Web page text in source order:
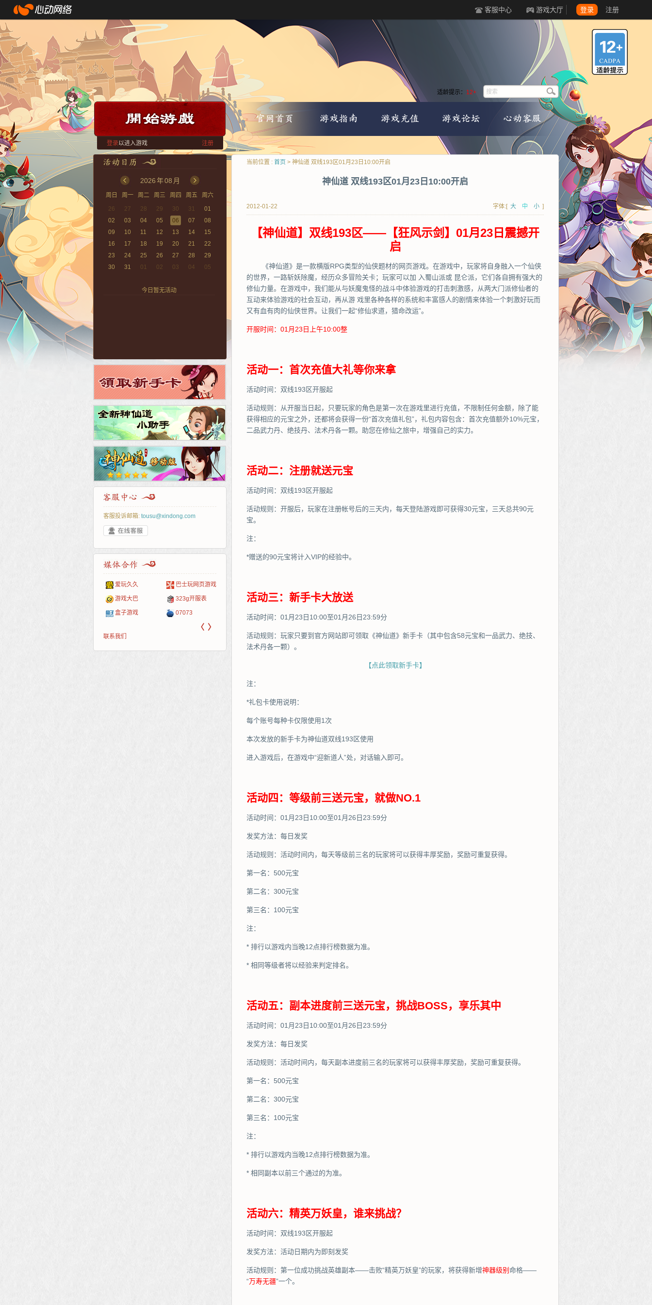
客服中心 游戏大厅 登录 注册
登录以进入游戏 注册
适龄提示： 12+
2026年08 月
周日 周一 周二 周三 周四 周五
周六
26
27 28 29 30 31
01
02
03 04 05 06 07
08
09
10 11 12 13 14
15
16
17 18 19 20 21
22
23
24 25 26 27 28
29
30
31 01 02 03 04 05
今日暂无活动
客服投诉邮箱: tousu@xindong.com
爱玩久久 巴士玩网页游戏
游戏大巴 323g开服表
盒子游戏 07073
腾讯游戏 新浪游戏
新浪页游 网易游戏
pcgame 中华网
Cwan
游侠网页游戏 40407
5617网游网 一游网
斗蟹网页游戏 游戏观察
4q5q游戏
〈 〉
联系我们
当前位置 : 首页 > 神仙道 双线193区01月23日10:00开启
神仙道 双线193区01月23日10:00开启
2012-01-22 字体:[ 大 中 小 ]
【神仙道】双线193区——【狂风示剑】01月23日震撼开
启
《神仙道》是一款横版RPG类型的仙侠题材的网页游戏。在游戏中，玩家将自身融入一个仙侠
的世界，一路斩妖除魔，经历众多冒险关卡；玩家可以加 入蜀山派或 昆仑派，它们各自拥有强大的
修仙力量。在游戏中，我们能从与妖魔鬼怪的战斗中体验游戏的打击刺激感，从两大门派修仙者的
互动来体验游戏的社会互动，再从游 戏里各种各样的系统和丰富感人的剧情来体验一个刺激好玩而
又有血有肉的仙侠世界。让我们一起“修仙求道，猎命改运”。
开服时间：01月23日上午10:00整
活动一：首次充值大礼等你来拿
活动时间：双线193区开服起
活动规则：从开服当日起，只要玩家的角色是第一次在游戏里进行充值，不限制任何金额，除了能
获得相应的元宝之外，还都将会获得一份“首次充值礼包”，礼包内容包含：首次充值额外10%元宝，
二品武力丹、绝技丹、法术丹各一颗。助您在修仙之旅中，增强自己的实力。
活动二：注册就送元宝
活动时间：双线193区开服起
活动规则：开服后，玩家在注册帐号后的三天内，每天登陆游戏即可获得30元宝，三天总共90元
宝。
注：
*赠送的90元宝将计入VIP的经验中。
活动三：新手卡大放送
活动时间：01月23日10:00至01月26日23:59分
活动规则：玩家只要到官方网站即可领取《神仙道》新手卡（其中包含58元宝和一品武力、绝技、
法术丹各一颗）。
【点此领取新手卡】
注：
*礼包卡使用说明：
每个账号每种卡仅限使用1次
本次发放的新手卡为神仙道双线193区使用
进入游戏后，在游戏中“迎新道人”处，对话输入即可。
活动四：等级前三送元宝，就做NO.1
活动时间：01月23日10:00至01月26日23:59分
发奖方法：每日发奖
活动规则：活动时间内，每天等级前三名的玩家将可以获得丰厚奖励，奖励可重复获得。
第一名：500元宝
第二名：300元宝
第三名：100元宝
注：
* 排行以游戏内当晚12点排行榜数据为准。
* 相同等级者将以经验来判定排名。
活动五：副本进度前三送元宝，挑战BOSS，享乐其中
活动时间：01月23日10:00至01月26日23:59分
发奖方法：每日发奖
活动规则：活动时间内，每天副本进度前三名的玩家将可以获得丰厚奖励，奖励可重复获得。
第一名：500元宝
第二名：300元宝
第三名：100元宝
注：
* 排行以游戏内当晚12点排行榜数据为准。
* 相同副本以前三个通过的为准。
活动六：精英万妖皇，谁来挑战？
活动时间：双线193区开服起
发奖方法：活动日期内为即刻发奖
活动规则：第一位成功挑战英雄副本——击败“精英万妖皇”的玩家，将获得新增神器级别 命格——
“万寿无疆”一个。